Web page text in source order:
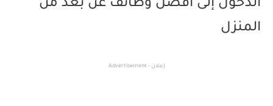
الدخول إلى افضل وظائف عن بعد من
المنزل
إعلان - Advertisement